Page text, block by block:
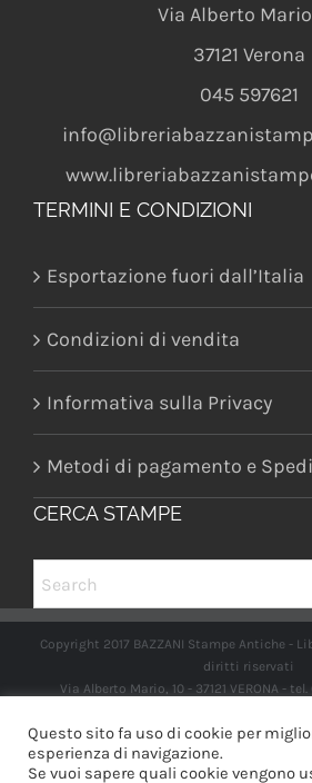
Via Alberto Mario
37121 Verona
045 597621
TERMINI E CONDIZIONI
Esportazione fuori dall’Italia
Condizioni di vendita
Informativa sulla Privacy
Metodi di pagamento e
CERCA STAMPE
Copyright 2017 BAZZANI Stampe Antiche -
diritti riservati
Via Alberto Mario, 10 - 37121 VERONA -
IT03989970235
Questo sito fa uso di cookie per
esperienza di navigazione.
Se vuoi sapere quali cookie vengono